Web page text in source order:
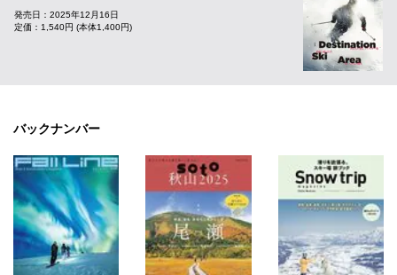
発売日：2025年12月16日
定価：1,540円 (本体1,400円)
バックナンバー